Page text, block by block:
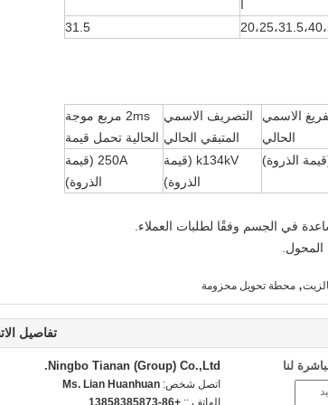
31.5
الاسمي
الحالي
التصريف الاسمي
المتبقي الحالي
2ms مربع موجة
الحالية تحمل قيمة
k134kV (قيمة
الذروة)
250A (قيمة
الذروة)
في الجسم وفقًا لطلبات العملاء.
, محطة تحويل محزومة
تفاصيل
Ningbo Tianan (Group) Co.,Ltd.
اتصل شخص: Ms. Lian Huanhuan
الهاتف :: +86-13858385873
لنا